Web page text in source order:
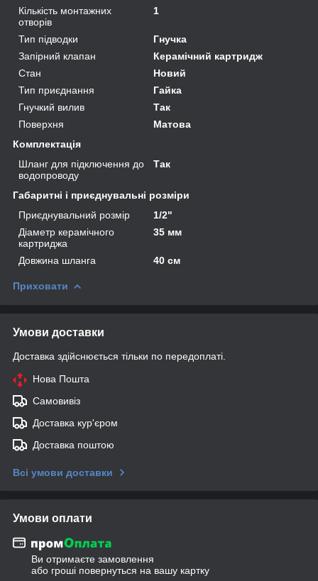
Кількість монтажних
отворів
1
Тип підводки
Гнучка
Запірний клапан
Керамічний картридж
Стан
Новий
Тип приєднання
Гайка
Гнучкий вилив
Так
Поверхня
Матова
Комплектація
Шланг для підключення до
водопроводу
Так
Габаритні і приєднувальні розміри
Приєднувальний розмір
1/2"
Діаметр керамічного
картриджа
35 мм
Довжина шланга 40 см
Приховати
Умови доставки
Доставка здійснюється тільки по передоплаті.
Нова Пошта
Самовивіз
Доставка кур'єром
Доставка поштою
Всі умови доставки
Умови оплати
Ви отримаєте замовлення
або гроші повернуться на вашу картку